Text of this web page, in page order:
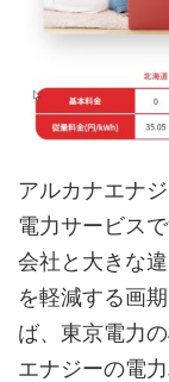
アルカナエナ
電力サービス
会社と大きな
を軽減する画
ば、東京電力
エナジーの電